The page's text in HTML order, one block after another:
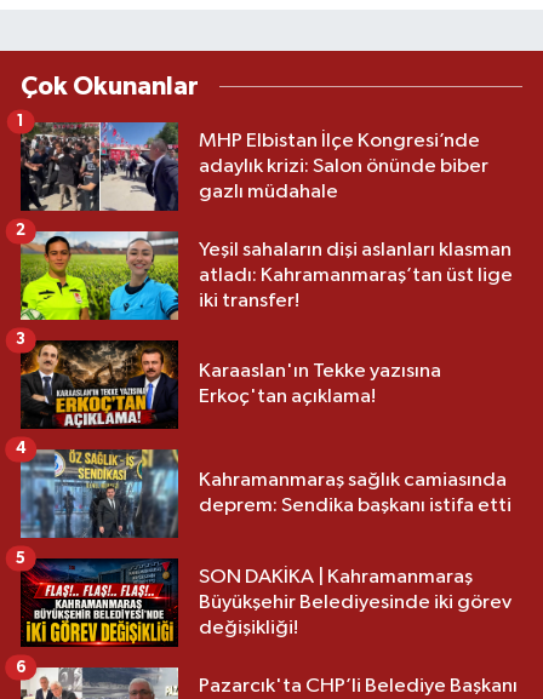
Çok Okunanlar
MHP Elbistan İlçe Kongresi’nde
adaylık krizi: Salon önünde biber
gazlı müdahale
1
Yeşil sahaların dişi aslanları klasman
atladı: Kahramanmaraş’tan üst lige
iki transfer!
2
Karaaslan'ın Tekke yazısına
Erkoç'tan açıklama!
3
Kahramanmaraş sağlık camiasında
deprem: Sendika başkanı istifa etti
4
SON DAKİKA | Kahramanmaraş
Büyükşehir Belediyesinde iki görev
değişikliği!
5
Pazarcık'ta CHP’li Belediye Başkanı
6